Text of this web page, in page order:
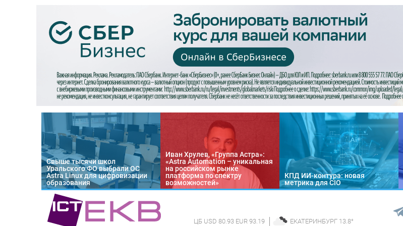
Свыше тысячи школ
Уральского ФО выбрали ОС
Astra Linux для цифровизации
образования
Иван Хрулев, «Группа Астра»:
«Astra Automation – уникальная
на российском рынке
платформа по спектру
возможностей»
КПД ИИ-контура: новая
метрика для CIO
ЦБ USD 80.93 EUR 93.19 ЕКАТЕРИНБУРГ 13.8°